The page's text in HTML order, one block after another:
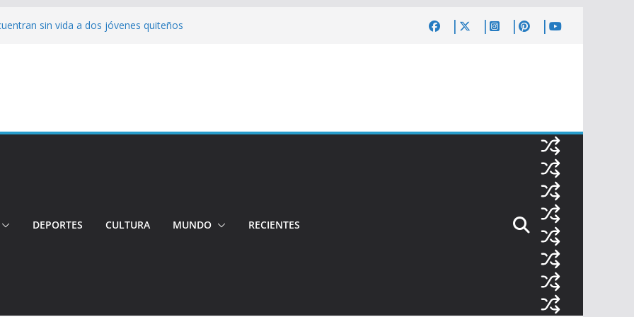
sin vida a dos jóvenes quiteños
irregulares fueron incinerados para
ecuatorianos
mayor murió atropellado en el sur
DEPORTES CULTURA MUNDO RECIENTES